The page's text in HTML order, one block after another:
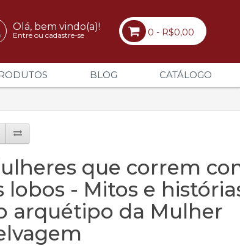
Olá, bem vindo(a)!
Entre ou cadastre-se 0 - R$0,00
BLOG CATÁLOGO
que correm
lobos - Mitos e
arquétipo da Mulher